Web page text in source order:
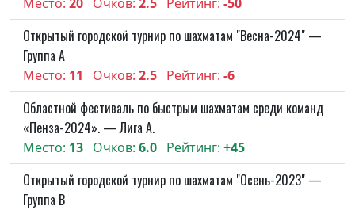
Открытый городской турнир по шахматам "Весна-2024" —
Группа A
Место: 11 Очков: 2.5 Рейтинг: -6
Областной фестиваль по быстрым шахматам среди команд
«Пенза-2024». — Лига А.
Место: 13 Очков: 6.0 Рейтинг: +45
Открытый городской турнир по шахматам "Осень-2023" —
Группа B